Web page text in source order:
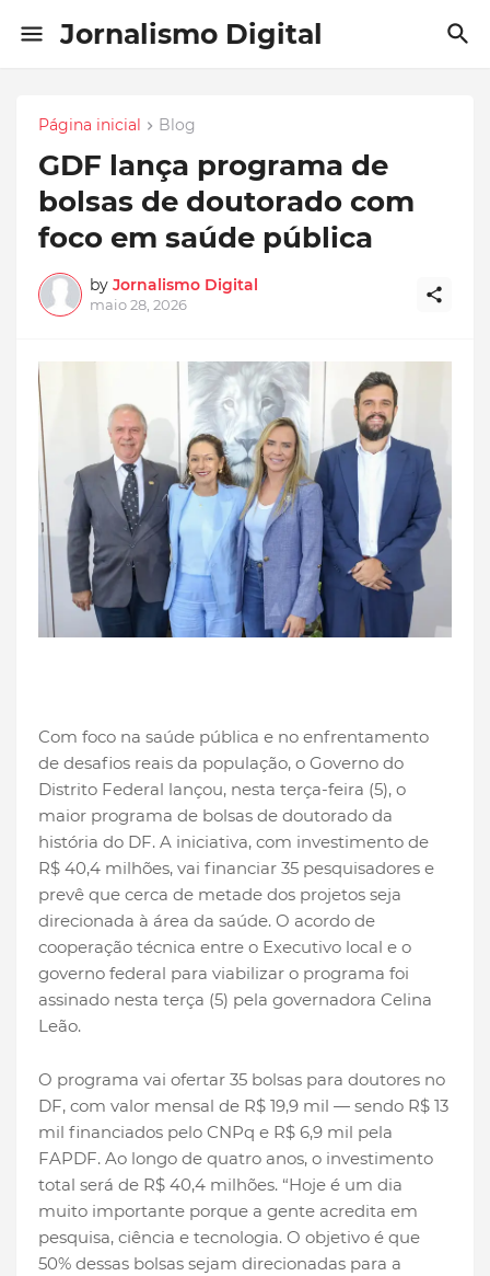
Jornalismo Digital
Página inicial Blog
GDF lança programa de
bolsas de doutorado com
foco em saúde pública
by Jornalismo Digital
maio 28, 2026
Com foco na saúde pública e no enfrentamento
de desafios reais da população, o Governo do
Distrito Federal lançou, nesta terça-feira (5), o
maior programa de bolsas de doutorado da
história do DF. A iniciativa, com investimento de
R$ 40,4 milhões, vai financiar 35 pesquisadores e
prevê que cerca de metade dos projetos seja
direcionada à área da saúde. O acordo de
cooperação técnica entre o Executivo local e o
governo federal para viabilizar o programa foi
assinado nesta terça (5) pela governadora Celina
Leão.
O programa vai ofertar 35 bolsas para doutores no
DF, com valor mensal de R$ 19,9 mil — sendo R$ 13
mil financiados pelo CNPq e R$ 6,9 mil pela
FAPDF. Ao longo de quatro anos, o investimento
total será de R$ 40,4 milhões. “Hoje é um dia
muito importante porque a gente acredita em
pesquisa, ciência e tecnologia. O objetivo é que
50% dessas bolsas sejam direcionadas para a